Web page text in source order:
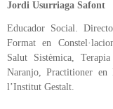
Jordi Usurriaga Safont
Educador Social.
Format en
Salut Sistèmica,
Naranjo, Practitioner en
l’Institut Gestalt.